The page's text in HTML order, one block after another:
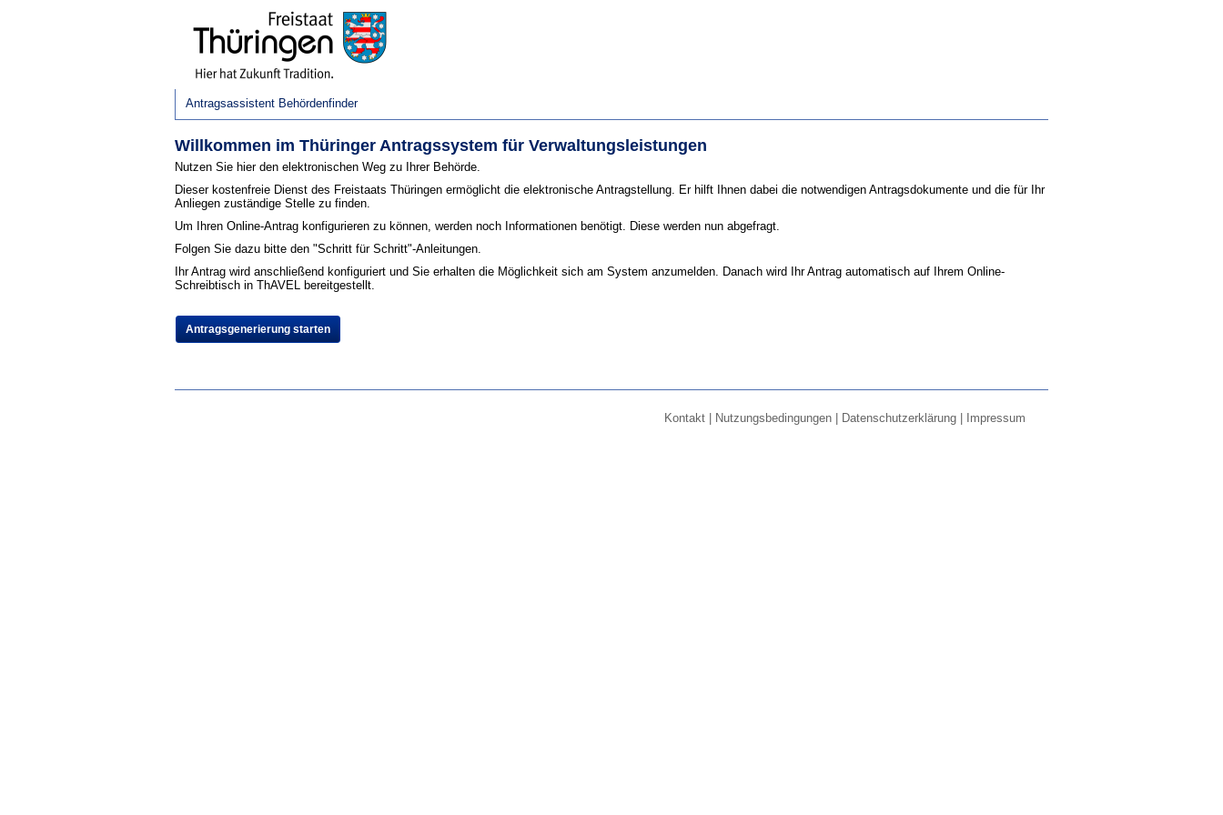
Antragsassistent Behördenfinder
Willkommen im Thüringer Antragssystem für Verwaltungsleistungen
Nutzen Sie hier den elektronischen Weg zu Ihrer Behörde.
Dieser kostenfreie Dienst des Freistaats Thüringen ermöglicht die elektronische Antragstellung. Er hilft Ihnen dabei die notwendigen Antragsdokumente und die für Ihr
Anliegen zuständige Stelle zu finden.
Um Ihren Online-Antrag konfigurieren zu können, werden noch Informationen benötigt. Diese werden nun abgefragt.
Folgen Sie dazu bitte den "Schritt für Schritt"-Anleitungen.
Ihr Antrag wird anschließend konfiguriert und Sie erhalten die Möglichkeit sich am System anzumelden. Danach wird Ihr Antrag automatisch auf Ihrem Online-
Schreibtisch in ThAVEL bereitgestellt.
Kontakt Nutzungsbedingungen Datenschutzerklärung Impressum